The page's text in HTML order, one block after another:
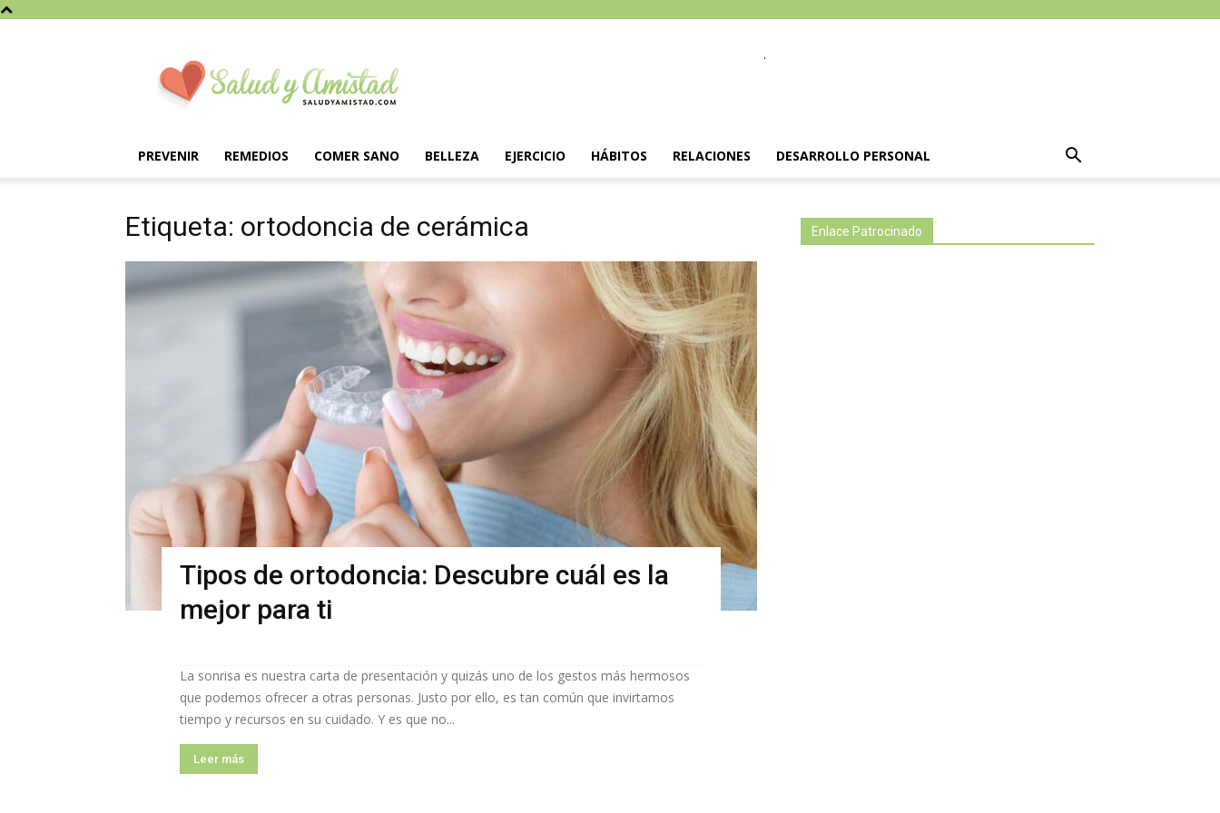
.
PREVENIR REMEDIOS COMER SANO BELLEZA EJERCICIO HÁBITOS RELACIONES DESARROLLO PERSONAL
Etiqueta: ortodoncia de cerámica
Tipos de ortodoncia: Descubre cuál es la
mejor para ti
La sonrisa es nuestra carta de presentación y quizás uno de los gestos más hermosos
que podemos ofrecer a otras personas. Justo por ello, es tan común que invirtamos
tiempo y recursos en su cuidado. Y es que no...
Leer más
Enlace Patrocinado